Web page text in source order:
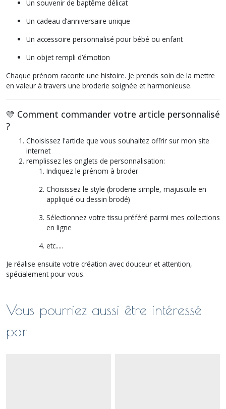
Un souvenir de baptême délicat
Un cadeau d’anniversaire unique
Un accessoire personnalisé pour bébé ou enfant
Un objet rempli d’émotion
Chaque prénom raconte une histoire. Je prends soin de la mettre
en valeur à travers une broderie soignée et harmonieuse.
💛 Comment commander votre article personnalisé
?
Choisissez l'article que vous souhaitez offrir sur mon site
internet
remplissez les onglets de personnalisation:
Indiquez le prénom à broder
Choisissez le style (broderie simple, majuscule en
appliqué ou dessin brodé)
Sélectionnez votre tissu préféré parmi mes collections
en ligne
etc.....
Je réalise ensuite votre création avec douceur et attention,
spécialement pour vous.
Vous pourriez aussi être intéressé
par